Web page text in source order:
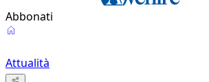
Abbonati
Attualità